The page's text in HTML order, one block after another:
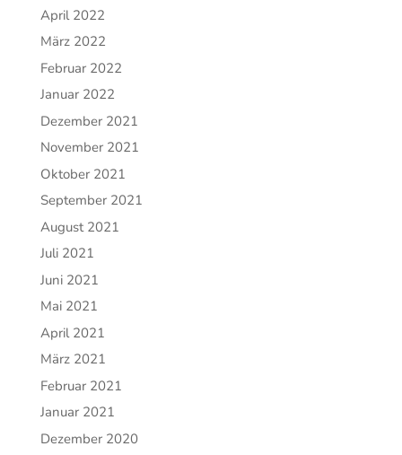
April 2022
März 2022
Februar 2022
Januar 2022
Dezember 2021
November 2021
Oktober 2021
September 2021
August 2021
Juli 2021
Juni 2021
Mai 2021
April 2021
März 2021
Februar 2021
Januar 2021
Dezember 2020